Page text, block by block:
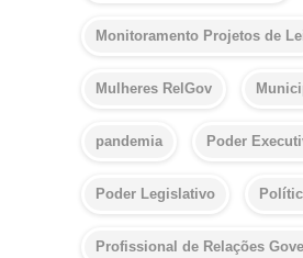
Monitoramento Projetos de
Mulheres RelGov
pandemia Poder
Poder Legislativo
Profissional de Relações